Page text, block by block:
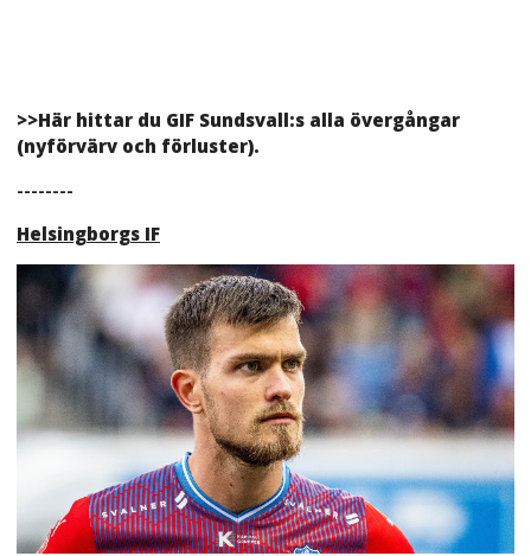
>>Här hittar du GIF Sundsvall:s alla övergångar
(nyförvärv och förluster).
--------
Helsingborgs IF